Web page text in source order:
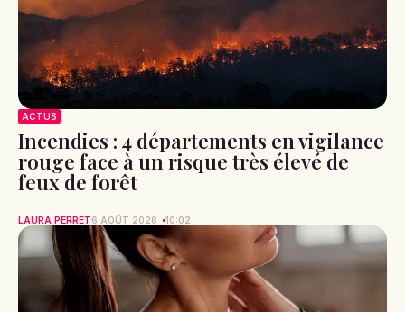
ACTUS
Incendies : 4 départements en vigilance
rouge face à un risque très élevé de
feux de forêt
LAURA PERRET6 AOÛT 2026 10:02